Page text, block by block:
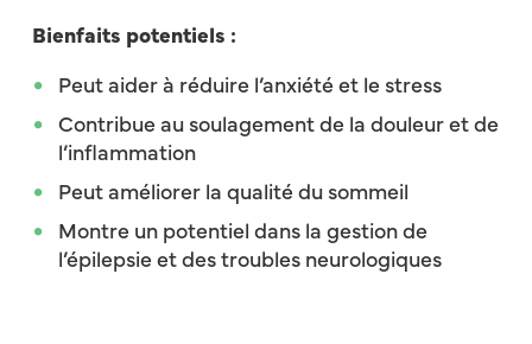
Bienfaits potentiels :
Peut aider à réduire l’anxiété et le stress
Contribue au soulagement de la douleur et de
l’inflammation
Peut améliorer la qualité du sommeil
Montre un potentiel dans la gestion de
l’épilepsie et des troubles neurologiques